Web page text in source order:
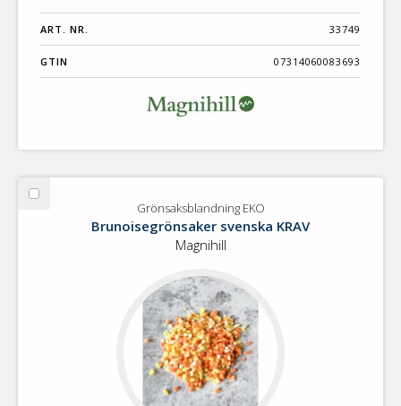
ART. NR. 33749
GTIN 07314060083693
Välj
GrönsaksblandningGrönsaksblandning EKO
Brunoisegrönsaker svenska KRAV
Magnihill